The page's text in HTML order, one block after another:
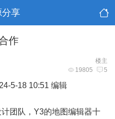
分享
作
楼主
19805 5
5-18 10:51 编辑
团队，Y3的地图编辑器十